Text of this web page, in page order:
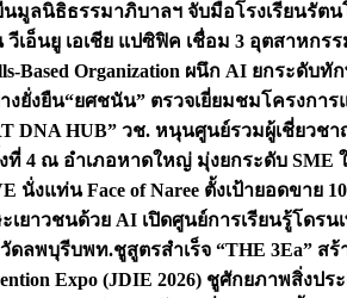
นมูลนิธิธรรมาภิบาลฯ จับมือโรงเรียนรัต
เอ็นยู เอเชีย แปซิฟิค เชื่อม 3 อุตสาหก
Based Organization ผนึก AI ยกระดับ
งยั่งยืน“ยศชนัน” ตรวจเยี่ยมชมโครงกา
DNA HUB” วช. หนุนศูนย์รวมผู้เชี่ย
ที่ 4 ณ อำเภอหาดใหญ่ มุ่งยกระดับ
นั่งแท่น Face of Naree ตั้งเป้ายอดขาย
เยาวชนด้วย AI เปิดศูนย์การเรียนรู้โดร
ดลพบุรีบพท.ชูสูตรสำเร็จ “THE 3Ea” ส
Expo (JDIE 2026) ชูศักยภาพสิ่ง